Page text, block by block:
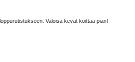
Valoisa kevät koittaa pian!